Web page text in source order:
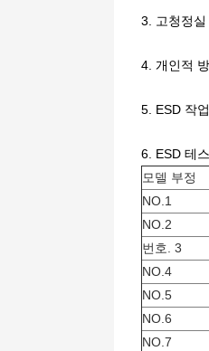
3. 고청정
4. 개인적
5. ESD 작
6. ESD 테
모델 부정
NO.1
NO.2
번호. 3
NO.4
NO.5
NO.6
NO.7